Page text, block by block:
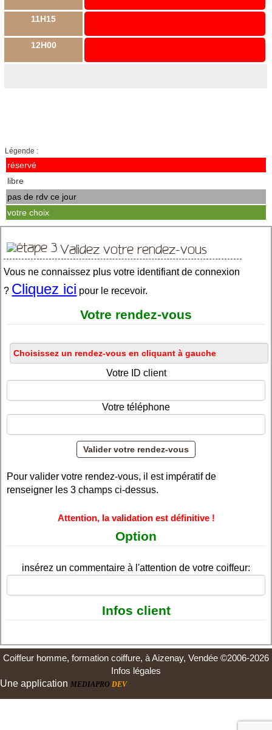
11H15
12H00
Légende :
réservé
libre
pas de rdv ce jour
votre choix
Validez votre rendez-vous
Vous ne connaissez plus votre identifiant de connexion
? Cliquez ici pour le recevoir.
Votre rendez-vous
Votre ID client
Votre téléphone
Pour valider votre rendez-vous, il est impératif de
renseigner les 3 champs ci-dessus.
Attention, la validation est définitive !
Option
insérez un commentaire à l'attention de votre coiffeur:
Infos client
Coiffeur homme, formation coiffure, à Aizenay, Vendée ©2006-2026
Infos légales
Une application MEDIAPRO DEV